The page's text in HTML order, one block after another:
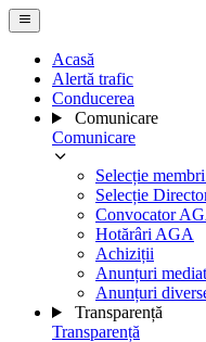
Acasă
Alertă trafic
Conducerea
Comunicare
Comunicare
Selecție
Selecție
Convocator
Hotărâri AGA
Achiziții
Anunțuri
Anunțuri
Transparență
Transparență